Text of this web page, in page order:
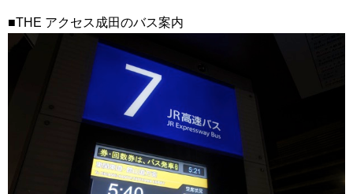
■THE アクセス成田のバス案内